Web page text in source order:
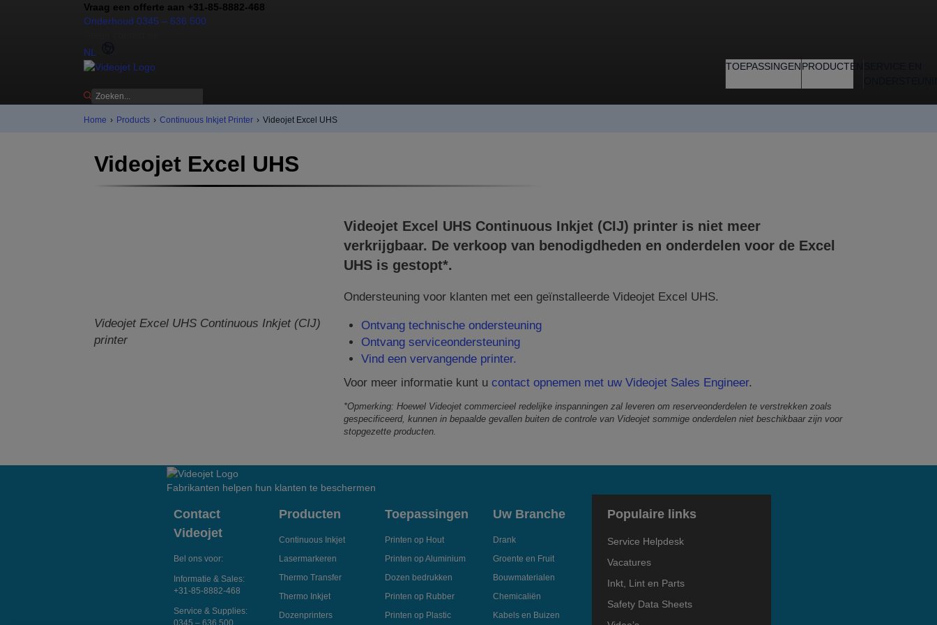
Vraag een offerte aan +31-85-8882-468
Onderhoud 0345 – 636 500
NL
TOEPASSINGENPRODUCTEN
Home › Products › Continuous Inkjet Printer › Videojet Excel UHS
Videojet Excel UHS
Videojet Excel UHS Continuous Inkjet (CIJ)
printer
Videojet Excel UHSContinuous Inkjet (CIJ) printer is niet meer
verkrijgbaar. De verkoop van benodigdheden en onderdelen voor de Excel
UHSis gestopt*.
Ondersteuning voor klanten met een geïnstalleerde Videojet Excel UHS.
Ontvang technische ondersteuning
Ontvang serviceondersteuning
Vind een vervangende printer.
Voor meer informatie kunt u contact opnemen met uw Videojet Sales Engineer.
*Opmerking: Hoewel Videojet commercieel redelijke inspanningen zal leveren om reserveonderdelen te verstrekken zoals
gespecificeerd, kunnen in bepaalde gevallen buiten de controle van Videojet sommige onderdelen niet beschikbaar zijn voor
stopgezette producten.
Fabrikanten helpen hun klanten te beschermen
Contact
Videojet
Bel ons voor:
Informatie & Sales:
+31-85-8882-468
Service & Supplies:
0345 – 636 500
Producten
Continuous Inkjet
Lasermarkeren
Thermo Transfer
Thermo Inkjet
Dozenprinters
Toepassingen
Printen op Hout
Printen op Aluminium
Dozen bedrukken
Printen op Rubber
Printen op Plastic
Uw Branche
Drank
Groente en Fruit
Bouwmaterialen
Chemicaliën
Kabels en Buizen
Populaire links
Service Helpdesk
Vacatures
Inkt, Lint en Parts
Safety Data Sheets